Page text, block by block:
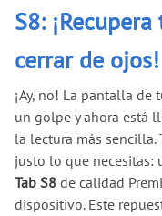
S8:
cerrar de ojos!
¡Ay, no! La pantalla de
un golpe y ahora está
la lectura más sencilla.
justo lo que necesitas:
Tab S8 de calidad
dispositivo. Este